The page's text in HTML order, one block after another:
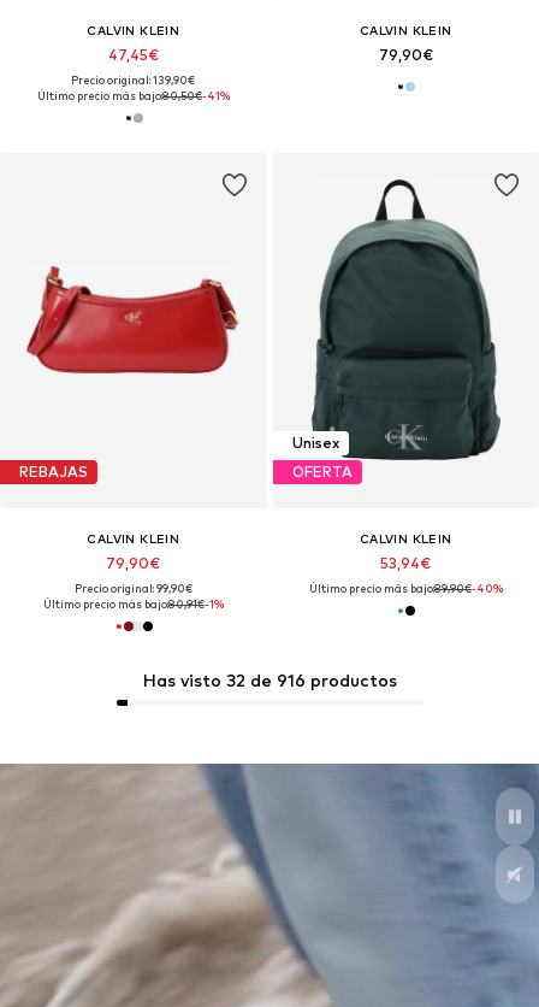
CALVIN KLEIN
47,45€
Precio original: 139,90€
Último precio más bajo:80,50€-41%
CALVIN KLEIN
79,90€
REBAJAS
CALVIN KLEIN
79,90€
Precio original: 99,90€
Último precio más bajo:80,91€-1%
Unisex
OFERTA
CALVIN KLEIN
53,94€
Último precio más bajo:89,90€-40%
Has visto 32 de 916 productos